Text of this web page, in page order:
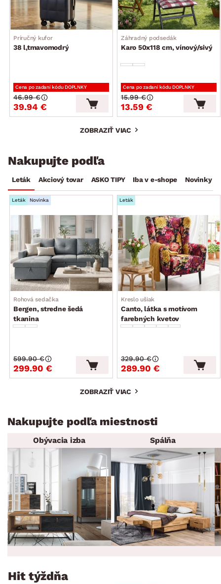
Príručný kufor
38 l,tmavomodrý
Cena po zadaní kódu DOPLNKY
39.94 €
46.99 €
Záhradný podsedák
Karo 50x118 cm, vínový/sivý
Cena po zadaní kódu DOPLNKY
13.59 €
15.99 €
ZOBRAZIŤ VIAC
Nakupujte podľa
Leták Akciový tovar ASKO TIPY Iba v e-shope Novinky
Leták Novinka
Rohová sedačka
Bergen, stredne šedá
tkanina
299.90 €
599.90 €
Leták
Kreslo ušiak
Canto, látka s motívom
farebných kvetov
289.90 €
329.90 €
ZOBRAZIŤ VIAC
Nakupujte podľa miestnosti
Obývacia izba Spálňa
Hit týždňa